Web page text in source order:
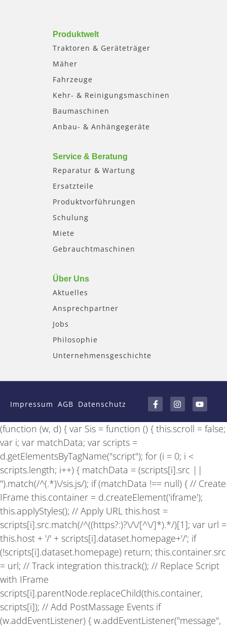
Produktwelt
Traktoren & Geräteträger
Mäher
Fahrzeuge
Kehr- & Reinigungsmaschinen
Baumaschinen
Anbau- & Anhängegeräte
Service & Beratung
Reparatur & Wartung
Ersatzteile
Produktvorführungen
Schulung
Miete
Gebrauchtmaschinen
Über Uns
Aktuelles
Ansprechpartner
Jobs
Philosophie
Unternehmensgeschichte
Impressum AGB Datenschutz
a
c
e
b
o
-
f
n
s
t
a
g
m
o
u
t
u
b
(function (w, d) { var Sis = function () { this.scroll = false;
var i; var matchData; var scripts =
d.getElementsByTagName("script"); for (i = 0; i <
scripts.length; i++) { matchData = (scripts[i].src ||
'').match(/^(.*)\/sis.js/); if (matchData !== null) { // Create
IFrame this.container = d.createElement('iframe');
this.applyStyles(); // Apply URL this.host =
scripts[i].src.match(/^((https?:)?\/\/[^\/]*).*/)[1]; var url =
this.host + '/' + scripts[i].dataset.homepage+'/'; if
(!scripts[i].dataset.homepage) return; this.container.src
= url; // Track integration this.track(); // Replace Script
with IFrame
scripts[i].parentNode.replaceChild(this.container,
scripts[i]); // Add PostMassage Events if
(w.addEventListener) { w.addEventListener("message",